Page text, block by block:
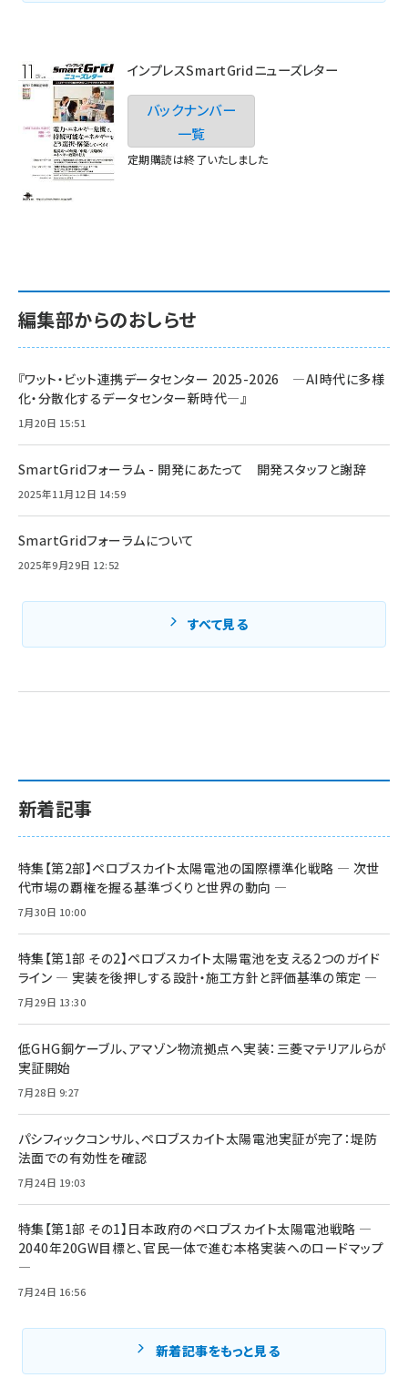
新着記事
特集【第2部】ペロブスカイト太陽電池の国際標準化戦略 ― 次世
代市場の覇権を握る基準づくりと世界の動向 ―
7月30日 10:00
特集【第1部 その2】ペロブスカイト太陽電池を支える2つのガイド
ライン ― 実装を後押しする設計・施工方針と評価基準の策定 ―
7月29日 13:30
低GHG銅ケーブル、アマゾン物流拠点へ実装：三菱マテリアルらが
実証開始
7月28日 9:27
パシフィックコンサル、ペロブスカイト太陽電池実証が完了：堤防
法面での有効性を確認
7月24日 19:03
特集【第1部 その1】日本政府のペロブスカイト太陽電池戦略 ―
2040年20GW目標と、官民一体で進む本格実装へのロードマップ
―
7月24日 16:56
新着記事をもっと見る
インプレスSmartGridニューズレター
バックナンバー
一覧
定期購読は終了いたしました
編集部からのおしらせ
『ワット・ビット連携データセンター 2025-2026 ―AI時代に多様
化・分散化するデータセンター新時代―』
1月20日 15:51
SmartGridフォーラム - 開発にあたって 開発スタッフと謝辞
2025年11月12日 14:59
SmartGridフォーラムについて
2025年9月29日 12:52
すべて見る